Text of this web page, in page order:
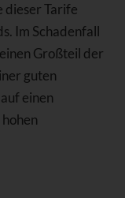
dieser Tarife
Im Schadenfall
Großteil der
guten
einen